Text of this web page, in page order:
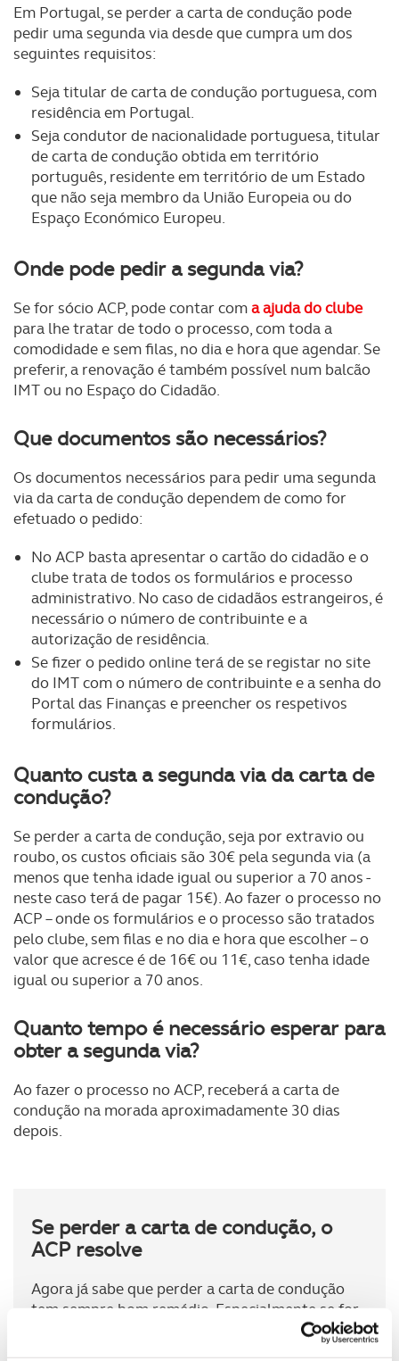
Em Portugal, se perder a carta de condução pode
pedir uma segunda via desde que cumpra um dos
seguintes requisitos:
Seja titular de carta de condução portuguesa, com
residência em Portugal.
Seja condutor de nacionalidade portuguesa, titular
de carta de condução obtida em território
português, residente em território de um Estado
que não seja membro da União Europeia ou do
Espaço Económico Europeu.
Onde pode pedir a segunda via?
Se for sócio ACP, pode contar coma ajuda do clube
para lhe tratar de todo o processo, com toda a
comodidade e sem filas, no dia e hora que agendar. Se
preferir, a renovação é também possível num balcão
IMT ou no Espaço do Cidadão.
Que documentos são necessários?
Os documentos necessários para pedir uma segunda
via da carta de condução dependem de como for
efetuado o pedido:
No ACP basta apresentar o cartão do cidadão e o
clube trata de todos os formulários e processo
administrativo. No caso de cidadãos estrangeiros, é
necessário o número de contribuinte e a
autorização de residência.
Se fizer o pedido online terá de se registar no site
do IMT com o número de contribuinte e a senha do
Portal das Finanças e preencher os respetivos
formulários.
Quanto custa a segunda via da carta de
condução?
Se perder a carta de condução, seja por extravio ou
roubo, os custos oficiais são 30€ pela segunda via (a
menos que tenha idade igual ou superior a 70 anos -
neste caso terá de pagar 15€). Ao fazer o processo no
ACP – onde os formulários e o processo são tratados
pelo clube, sem filas e no dia e hora que escolher – o
valor que acresce é de 16€ ou 11€, caso tenha idade
igual ou superior a 70 anos.
Quanto tempo é necessário esperar para
obter a segunda via?
Ao fazer o processo no ACP, receberá a carta de
condução na morada aproximadamente 30 dias
depois.
Se perder a carta de condução, o
ACP resolve
Agora já sabe que perder a carta de condução
tem sempre bom remédio. Especialmente se for
sócio ACP, porque contará sempre com a ajuda
do clube para lhe tratar da segunda via da carta